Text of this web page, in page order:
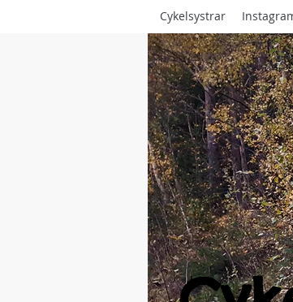
Cykelsystrar